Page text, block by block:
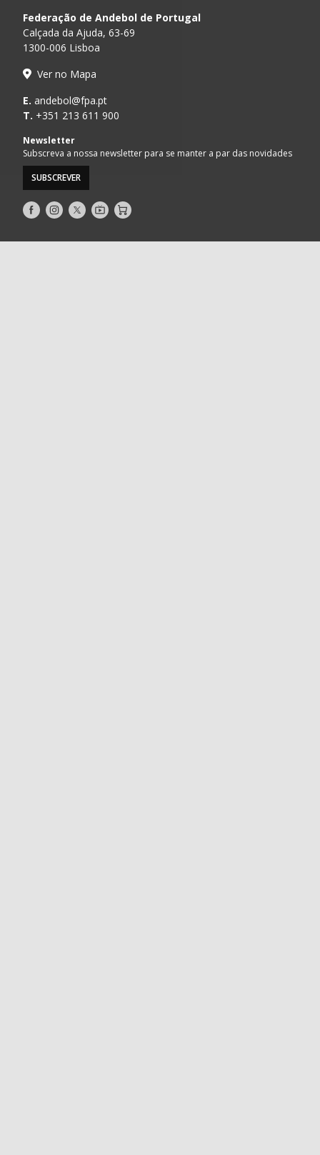
Federação de Andebol de Portugal
Calçada da Ajuda, 63-69
1300-006 Lisboa
Ver no Mapa
E. andebol@fpa.pt
T. +351 213 611 900
Newsletter
Subscreva a nossa newsletter para se manter a par das novidades
SUBSCREVER
Siga-
nos
Siga-
nos
Siga-
nos
AndebolTV
Loja